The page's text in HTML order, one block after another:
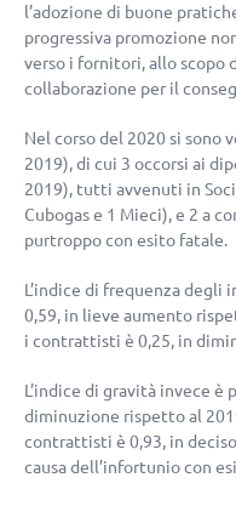
l’adozione di buone
progressiva promozione
verso i fornitori, allo scopo
collaborazione per il
Nel corso del 2020 si
2019), di cui 3 occorsi ai
2019), tutti avvenuti in
Cubogas e 1 Mieci), e 2 a
purtroppo con esito fatale.
L’indice di frequenza
0,59, in lieve aumento
i contrattisti è 0,25, in
L’indice di gravità invece è
diminuzione rispetto al
contrattisti è 0,93, in
causa dell’infortunio con